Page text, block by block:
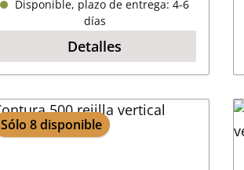
Disponible, plazo de entrega: 4-6
días
Detalles
Sólo 8 disponible